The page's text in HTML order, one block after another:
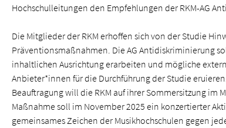
Hochschulleitungen den Empfehlungen der RKM-AG
Die Mitglieder der RKM erhoffen sich von der Studie
Präventionsmaßnahmen. Die AG Antidiskriminierung
inhaltlichen Ausrichtung erarbeiten und mögliche
Anbieter*innen für die Durchführung der Studie
Beauftragung will die RKM auf ihrer Sommersitzung im
Maßnahme soll im November 2025 ein konzertierter
gemeinsames Zeichen der Musikhochschulen gegen